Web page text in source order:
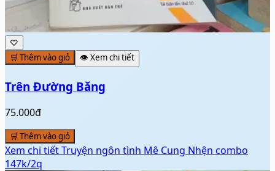
♡
🛒 Thêm vào giỏ
👁️ Xem chi tiết
Trên Đường Băng
75.000đ
🛒 Thêm vào giỏ
Xem chi tiếtTruyện ngôn tình Mê Cung Nhện combo
147k/2q